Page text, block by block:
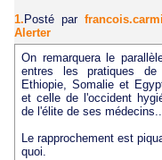
1. Posté par
Alerter
On remarquera le
entres les pratiques de
Ethiopie, Somalie et
et celle de l'occident
de l'élite de ses
Le rapprochement est
quoi.